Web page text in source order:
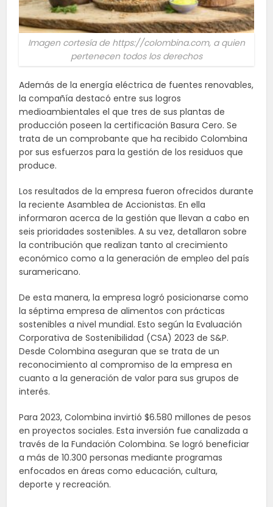
Imagen cortesía de https://colombina.com, a quien
pertenecen todos los derechos
Además de la energía eléctrica de fuentes renovables,
la compañía destacó entre sus logros
medioambientales el que tres de sus plantas de
producción poseen la certificación Basura Cero. Se
trata de un comprobante que ha recibido Colombina
por sus esfuerzos para la gestión de los residuos que
produce.
Los resultados de la empresa fueron ofrecidos durante
la reciente Asamblea de Accionistas. En ella
informaron acerca de la gestión que llevan a cabo en
seis prioridades sostenibles. A su vez, detallaron sobre
la contribución que realizan tanto al crecimiento
económico como a la generación de empleo del país
suramericano.
De esta manera, la empresa logró posicionarse como
la séptima empresa de alimentos con prácticas
sostenibles a nivel mundial. Esto según la Evaluación
Corporativa de Sostenibilidad (CSA) 2023 de S&P.
Desde Colombina aseguran que se trata de un
reconocimiento al compromiso de la empresa en
cuanto a la generación de valor para sus grupos de
interés.
Para 2023, Colombina invirtió $6.580 millones de pesos
en proyectos sociales. Esta inversión fue canalizada a
través de la Fundación Colombina. Se logró beneficiar
a más de 10.300 personas mediante programas
enfocados en áreas como educación, cultura,
deporte y recreación.